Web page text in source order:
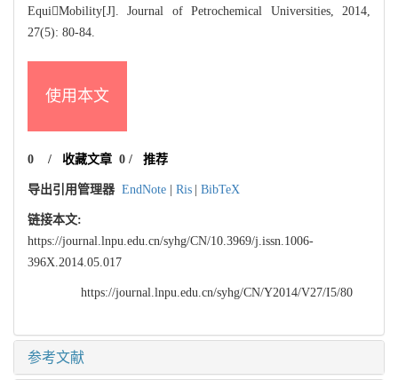
EquiMobility[J]. Journal of Petrochemical Universities, 2014,
27(5): 80-84.
使用本文
0 / 收藏文章 0/ 推荐
导出引用管理器 EndNote Ris BibTeX
链接本文:
https://journal.lnpu.edu.cn/syhg/CN/10.3969/j.issn.1006-
396X.2014.05.017
https://journal.lnpu.edu.cn/syhg/CN/Y2014/V27/I5/80
参考文献